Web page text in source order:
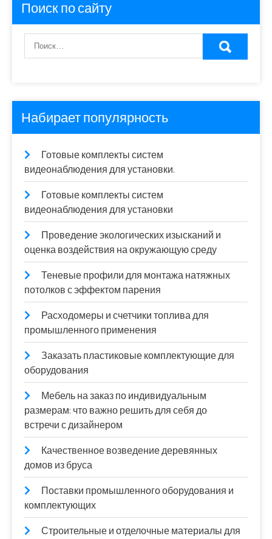
Поиск по сайту
Набирает популярность
Готовые комплекты систем
видеонаблюдения для установки.
Готовые комплекты систем
видеонаблюдения для установки
Проведение экологических изысканий и
оценка воздействия на окружающую среду
Теневые профили для монтажа натяжных
потолков с эффектом парения
Расходомеры и счетчики топлива для
промышленного применения
Заказать пластиковые комплектующие для
оборудования
Мебель на заказ по индивидуальным
размерам: что важно решить для себя до
встречи с дизайнером
Качественное возведение деревянных
домов из бруса
Поставки промышленного оборудования и
комплектующих
Строительные и отделочные материалы для